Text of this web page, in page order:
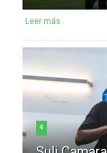
Leer más
4